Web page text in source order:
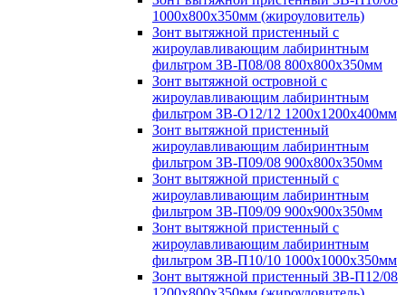
1000х800х350мм (жироуловитель)
Зонт вытяжной пристенный с
жироулавливающим лабиринтным
фильтром ЗВ-П08/08 800х800х350мм
Зонт вытяжной островной с
жироулавливающим лабиринтным
фильтром ЗВ-О12/12 1200х1200х400мм
Зонт вытяжной пристенный
жироулавливающим лабиринтным
фильтром ЗВ-П09/08 900х800х350мм
Зонт вытяжной пристенный с
жироулавливающим лабиринтным
фильтром ЗВ-П09/09 900х900х350мм
Зонт вытяжной пристенный с
жироулавливающим лабиринтным
фильтром ЗВ-П10/10 1000х1000х350мм
Зонт вытяжной пристенный ЗВ-П12/08